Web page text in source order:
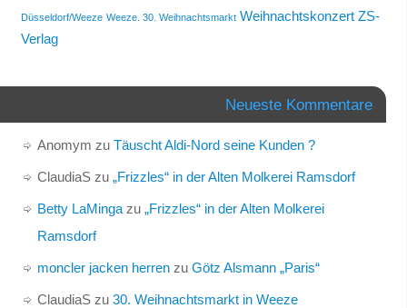
Düsseldorf/Weeze Weeze. 30. Weihnachtsmarkt Weihnachtskonzert ZS-
Verlag
Neueste Kommentare
Anomym zu Täuscht Aldi-Nord seine Kunden ?
ClaudiaSzu „Frizzles“ in der Alten Molkerei Ramsdorf
Betty LaMingazu „Frizzles“ in der Alten Molkerei
Ramsdorf
moncler jacken herrenzu Götz Alsmann „Paris“
ClaudiaSzu 30. Weihnachtsmarkt in Weeze